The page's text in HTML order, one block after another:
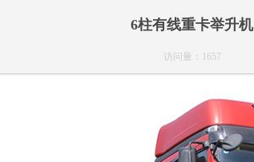
6柱有线重卡举升机
访问量：1657